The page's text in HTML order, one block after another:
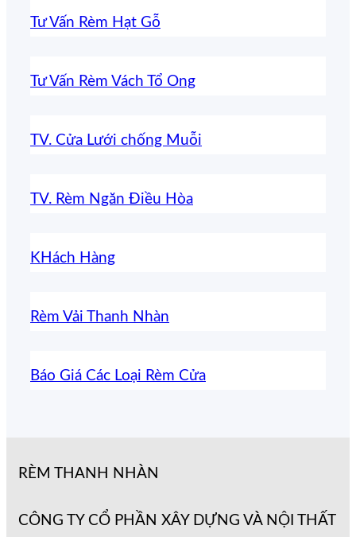
Tư Vấn Rèm Hạt Gỗ
Tư Vấn Rèm Vách Tổ Ong
TV. Cửa Lưới chống Muỗi
TV. Rèm Ngăn Điều Hòa
KHách Hàng
Rèm Vải Thanh Nhàn
Báo Giá Các Loại Rèm Cửa
RÈM THANH NHÀN
CÔNG TY CỔ PHẦN XÂY DỰNG VÀ NỘI THẤT